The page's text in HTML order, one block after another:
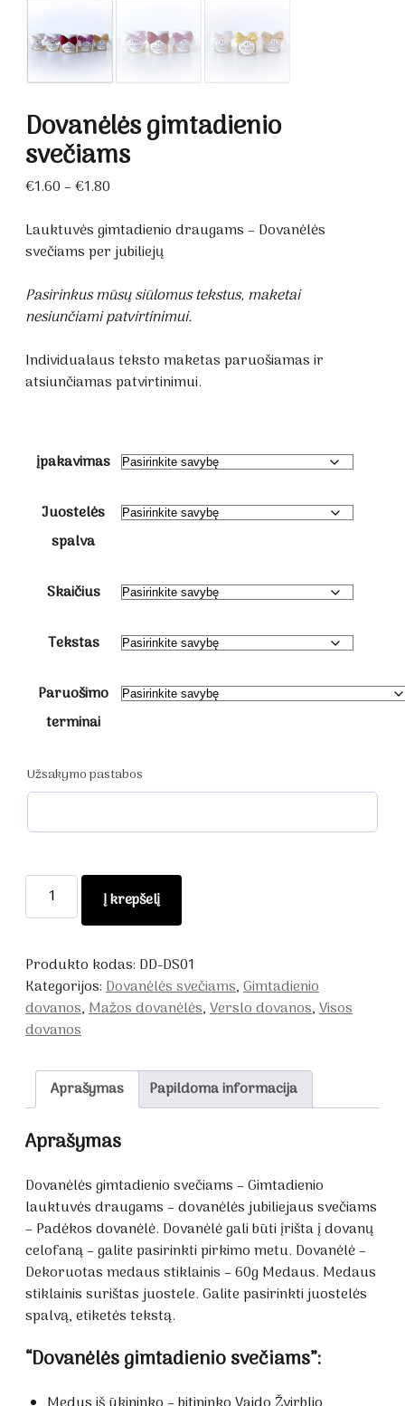
Dovanėlės gimtadienio
svečiams
€1.60–€1.80
€1.60
through
Lauktuvės gimtadienio draugams – Dovanėlės
svečiams per jubiliejų
Pasirinkus mūsų siūlomus tekstus, maketai
nesiunčiami patvirtinimui.
Individualaus teksto maketas paruošiamas ir
atsiunčiamas patvirtinimui.
įpakavimas
Juostelės
spalva
Skaičius
Tekstas
Paruošimo
terminai
Užsakymo pastabos
produkto
kiekis:
Dovanėlės
svečiams
Į krepšelį
Produkto kodas: DD-DS01
Kategorijos:Dovanėlės svečiams,Gimtadienio
dovanos,Mažos dovanėlės,Verslo dovanos,Visos
dovanos
Aprašymas Papildoma informacija
Aprašymas
Dovanėlės gimtadienio svečiams – Gimtadienio
lauktuvės draugams – dovanėlės jubiliejaus svečiams
– Padėkos dovanėlė. Dovanėlė gali būti įrišta į dovanų
celofaną – galite pasirinkti pirkimo metu. Dovanėlė –
Dekoruotas medaus stiklainis – 60g Medaus. Medaus
stiklainis surištas juostele. Galite pasirinkti juostelės
spalvą, etiketės tekstą.
“Dovanėlės gimtadienio svečiams”: